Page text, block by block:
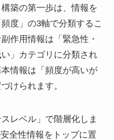
築の第一歩は、情報を
度」の3軸で分類するこ
作用情報は「緊急性・
」カテゴリに分類され
情報は「頻度が高いが
けられます。
レベル」で階層化しま
全性情報をトップに置